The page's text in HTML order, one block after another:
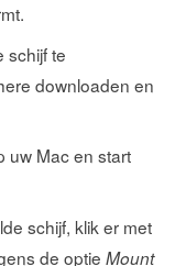
schijf te
downloaden en
uw Mac en start
schijf, klik er met
de optie Mount